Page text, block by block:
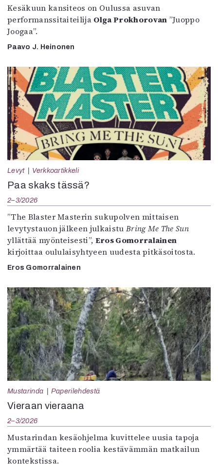
Kesäkuun kansiteos on Oulussa asuvan
performanssitaiteilija Olga Prokhorovan ”Juoppo
Joogaa”.
Paavo J. Heinonen
Levyt Verkkoartikkeli
Paa skaks tässä?
2–3/2026
”The Blaster Masterin sukupolven mittaisen
levytystauon jälkeen julkaistu Bring Me The Sun
yllättää myönteisesti”, Eros Gomorralainen
kirjoittaa oululaisyhtyeen uudesta pitkäsoitosta.
Eros Gomorralainen
Mustarinda Paperilehdestä
Vieraan vieraana
2–3/2026
Mustarindan kesäohjelma kuvittelee uusia tapoja
ymmärtää taiteen roolia kestävämmän matkailun
kontekstissa.